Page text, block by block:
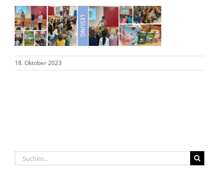
18. Oktober 2023
Suche
nach: